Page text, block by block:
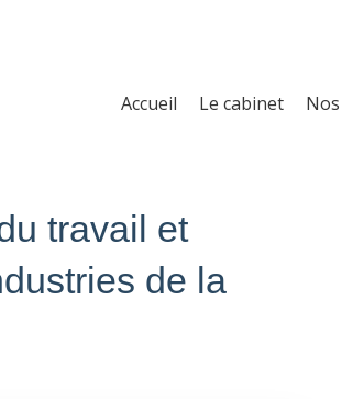
Accueil Le cabinet
travail et
de la